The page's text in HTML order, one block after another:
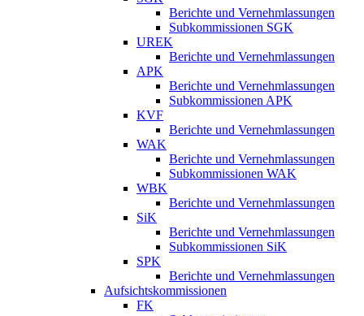
Berichte und Vernehmlassungen
Subkommissionen SGK
UREK
Berichte und Vernehmlassungen
APK
Berichte und Vernehmlassungen
Subkommissionen APK
KVF
Berichte und Vernehmlassungen
WAK
Berichte und Vernehmlassungen
Subkommissionen WAK
WBK
Berichte und Vernehmlassungen
SiK
Berichte und Vernehmlassungen
Subkommissionen SiK
SPK
Berichte und Vernehmlassungen
Aufsichtskommissionen
FK